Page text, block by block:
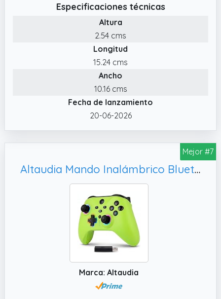
✔️ Función de MapeoHay dos botones ML y
M2 detrás del mando para PC, y se pueden
editar 12 operaciones en un programa,
puedes Personalizar los controles para
adaptarlos a tus preferencias de juego y
optimizar tu experiencia de usuario
✔️ TURBOController PC Personaliza la función
turbo junto con cualquier botón para liberar
los dedos y derrotar a tus enemigos con un
✔️ Diseño ErgonómicoEl diseño asimétrico de
para ofrecer la posición de pulgar más
cómoda. Asegura una sensación óptima al
jugar durante largas sesiones
✔️ Doble VibraciónLos motores vibratorios
del pc controller wired están integrados en
los agarres laterales y ofrecen
retroalimentación inmersiva durante el juego.
Cuenta con 4 niveles de intensidad (100%,
Especificaciones técnicas
Altura
2.54 cms
Longitud
15.24 cms
Ancho
10.16 cms
Fecha de lanzamiento
20-06-2026
Mejor #7
Altaudia Mando Inalámbrico Bluetooth para PC - Compatible con PC, Color Verde
Marca: Altaudia